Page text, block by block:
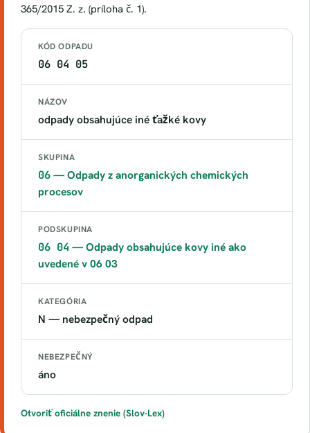
365/2015 Z. z. (príloha č. 1).
KÓD ODPADU
06 04 05
NÁZOV
odpady obsahujúce iné ťažké kovy
SKUPINA
06— Odpady z anorganických chemických
procesov
PODSKUPINA
06 04 — Odpady obsahujúce kovy iné ako
uvedené v 06 03
KATEGÓRIA
N — nebezpečný odpad
NEBEZPEČNÝ
áno
Otvoriť oficiálne znenie (Slov-Lex)